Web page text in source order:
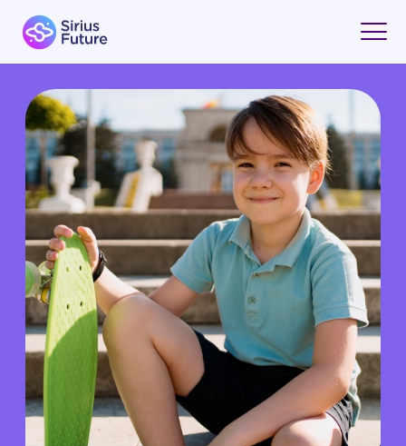
ЧЕМ ЗАНЯТЬ РЕБЕНКА 9 ЛЕТ
ЛЕТОМ: ИДЕИ ДЛЯ ДОМА
И УЛИЦЫ